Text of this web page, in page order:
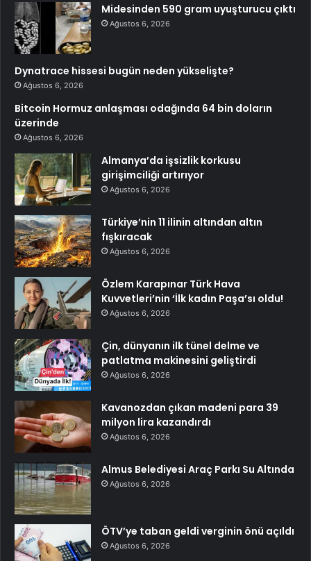
Midesinden 590 gram uyuşturucu çıktı
Ağustos 6, 2026
Dynatrace hissesi bugün neden yükselişte?
Ağustos 6, 2026
Bitcoin Hormuz anlaşması odağında 64 bin doların
üzerinde
Ağustos 6, 2026
Almanya’da işsizlik korkusu
girişimciliği artırıyor
Ağustos 6, 2026
Türkiye’nin 11 ilinin altından altın
fışkıracak
Ağustos 6, 2026
Özlem Karapınar Türk Hava
Kuvvetleri’nin ‘İlk kadın Paşa’sı oldu!
Ağustos 6, 2026
Çin, dünyanın ilk tünel delme ve
patlatma makinesini geliştirdi
Ağustos 6, 2026
Kavanozdan çıkan madeni para 39
milyon lira kazandırdı
Ağustos 6, 2026
Almus Belediyesi Araç Parkı Su Altında
Ağustos 6, 2026
ÖTV’ye taban geldi verginin önü açıldı
Ağustos 6, 2026